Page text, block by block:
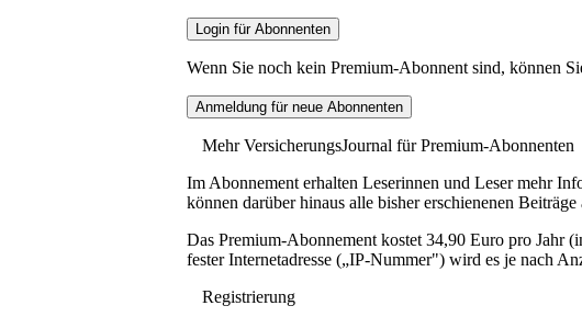
Wenn Sie noch kein Premium-Abonnent sind, können
Mehr VersicherungsJournal für Premium-Abonnenten
Im Abonnement erhalten Leserinnen und Leser mehr
können darüber hinaus alle bisher erschienenen
Das Premium-Abonnement kostet 34,90 Euro pro Jahr
fester Internetadresse („IP-Nummer") wird es je nach
Registrierung